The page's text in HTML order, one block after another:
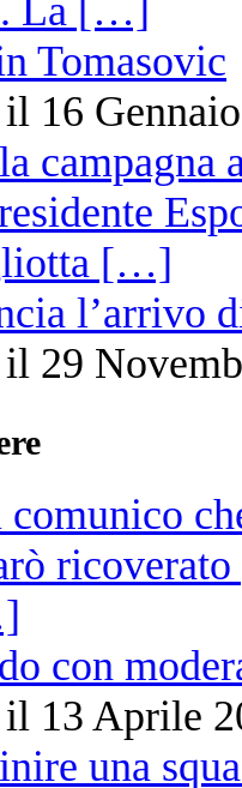
Tomasovic
16
l’arrivo
29
con
13 Aprile